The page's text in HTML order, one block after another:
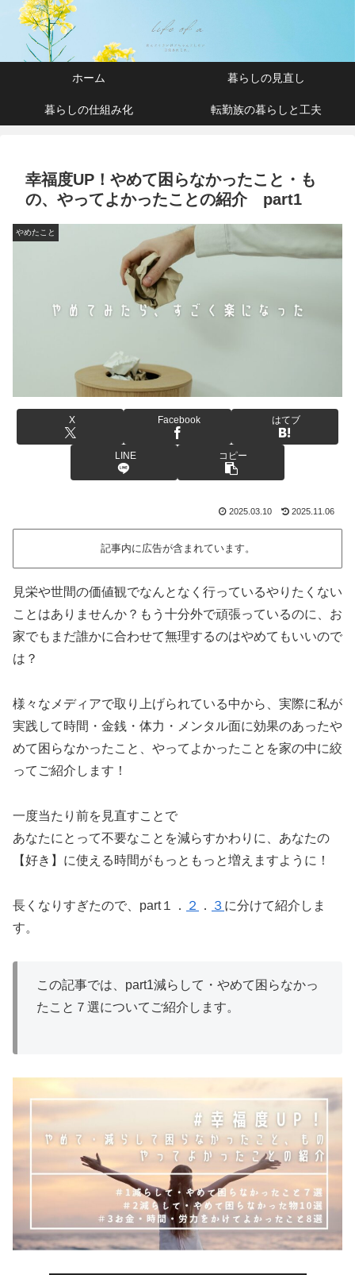
ホーム 暮らしの見直し
暮らしの仕組み化 転勤族の暮らしと工夫
幸福度UP！やめて困らなかったこと・も
の、やってよかったことの紹介 part1
やめたこと
X Facebook はてブ
LINE コピー
2025.03.10 2025.11.06
記事内に広告が含まれています。
見栄や世間の価値観でなんとなく行っているやりたくない
ことはありませんか？もう十分外で頑張っているのに、お
家でもまだ誰かに合わせて無理するのはやめてもいいので
は？
様々なメディアで取り上げられている中から、実際に私が
実践して時間・金銭・体力・メンタル面に効果のあったや
めて困らなかったこと、やってよかったことを家の中に絞
ってご紹介します！
一度当たり前を見直すことで
あなたにとって不要なことを減らすかわりに、あなたの
【好き】に使える時間がもっともっと増えますように！
長くなりすぎたので、part１． ２ ． ３ に分けて紹介しま
す。
この記事では、part1減らして・やめて困らなかっ
たこと７選についてご紹介します。